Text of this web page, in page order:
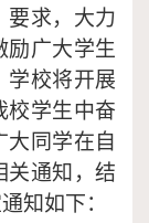
要求，大力
励广大学生
学校将开展
校学生中奋
同学在自
关通知，结
知如下：